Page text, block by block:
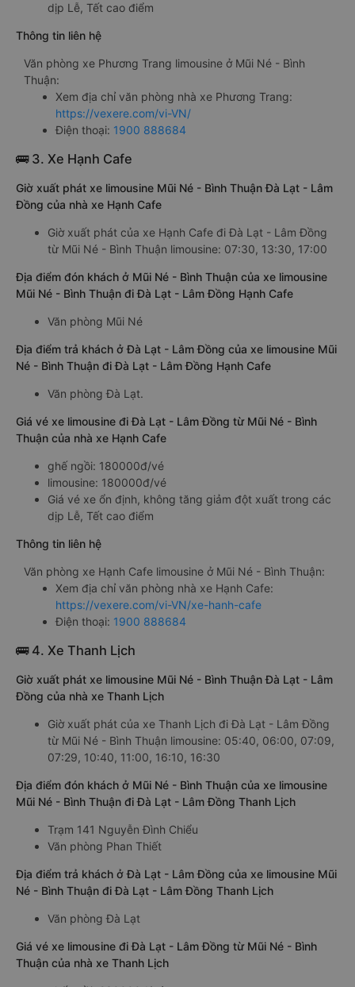
dịp Lễ, Tết cao điểm
Thông tin liên hệ
Văn phòng xe Phương Trang limousine ở Mũi Né - Bình
Thuận:
Xem địa chỉ văn phòng nhà xe Phương Trang:
https://vexere.com/vi-VN/
Điện thoại: 1900 888684
🚌 3. Xe Hạnh Cafe
Giờ xuất phát xe limousine Mũi Né - Bình Thuận Đà Lạt - Lâm
Đồng của nhà xe Hạnh Cafe
Giờ xuất phát của xe Hạnh Cafe đi Đà Lạt - Lâm Đồng
từ Mũi Né - Bình Thuận limousine: 07:30, 13:30, 17:00
Địa điểm đón khách ở Mũi Né - Bình Thuận của xe limousine
Mũi Né - Bình Thuận đi Đà Lạt - Lâm Đồng Hạnh Cafe
Văn phòng Mũi Né
Địa điểm trả khách ở Đà Lạt - Lâm Đồng của xe limousine Mũi
Né - Bình Thuận đi Đà Lạt - Lâm Đồng Hạnh Cafe
Văn phòng Đà Lạt.
Giá vé xe limousine đi Đà Lạt - Lâm Đồng từ Mũi Né - Bình
Thuận của nhà xe Hạnh Cafe
ghế ngồi: 180000đ/vé
limousine: 180000đ/vé
Giá vé xe ổn định, không tăng giảm đột xuất trong các
dịp Lễ, Tết cao điểm
Thông tin liên hệ
Văn phòng xe Hạnh Cafe limousine ở Mũi Né - Bình Thuận:
Xem địa chỉ văn phòng nhà xe Hạnh Cafe:
https://vexere.com/vi-VN/xe-hanh-cafe
Điện thoại: 1900 888684
🚌 4. Xe Thanh Lịch
Giờ xuất phát xe limousine Mũi Né - Bình Thuận Đà Lạt - Lâm
Đồng của nhà xe Thanh Lịch
Giờ xuất phát của xe Thanh Lịch đi Đà Lạt - Lâm Đồng
từ Mũi Né - Bình Thuận limousine: 05:40, 06:00, 07:09,
07:29, 10:40, 11:00, 16:10, 16:30
Địa điểm đón khách ở Mũi Né - Bình Thuận của xe limousine
Mũi Né - Bình Thuận đi Đà Lạt - Lâm Đồng Thanh Lịch
Trạm 141 Nguyễn Đình Chiểu
Văn phòng Phan Thiết
Địa điểm trả khách ở Đà Lạt - Lâm Đồng của xe limousine Mũi
Né - Bình Thuận đi Đà Lạt - Lâm Đồng Thanh Lịch
Văn phòng Đà Lạt
Giá vé xe limousine đi Đà Lạt - Lâm Đồng từ Mũi Né - Bình
Thuận của nhà xe Thanh Lịch